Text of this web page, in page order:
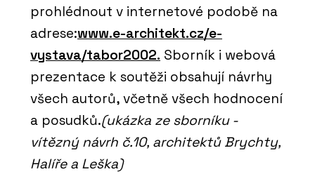
prohlédnout v internetové podobě na
adrese:www.e-architekt.cz/e-
vystava/tabor2002. Sborník i webová
prezentace k soutěži obsahují návrhy
všech autorů, včetně všech hodnocení
a posudků.(ukázka ze sborníku -
vítězný návrh č.10, architektů Brychty,
Halíře a Leška)